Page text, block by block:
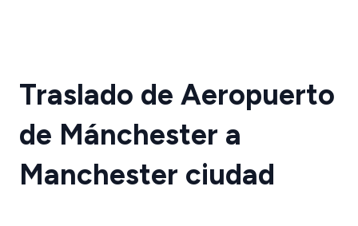
Traslado de Aeropuerto
de Mánchester a
Manchester ciudad